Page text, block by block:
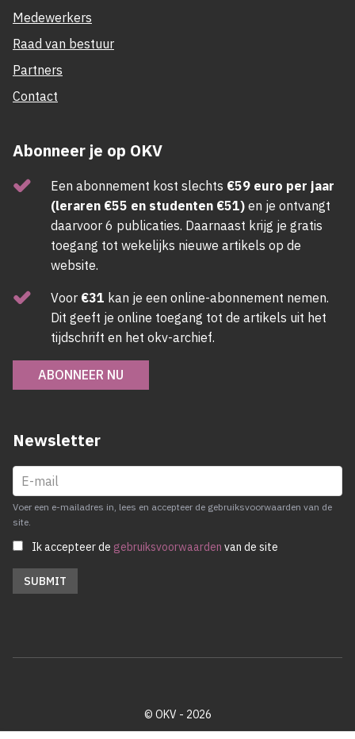
Medewerkers
Raad van bestuur
Partners
Contact
Abonneer je op OKV
Een abonnement kost slechts €59 euro per jaar
(leraren €55 en studenten €51) en je ontvangt
daarvoor 6 publicaties. Daarnaast krijg je gratis
toegang tot wekelijks nieuwe artikels op de
website.
Voor €31 kan je een online-abonnement nemen.
Dit geeft je online toegang tot de artikels uit het
tijdschrift en het okv-archief.
ABONNEER NU
Newsletter
Voer een e-mailadres in, lees en accepteer de gebruiksvoorwaarden van de
site.
Ik accepteer de gebruiksvoorwaarden van de site
© OKV - 2026